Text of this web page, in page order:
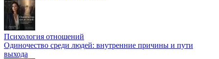
Психология отношений
Одиночество среди людей: внутренние причины и пути
выхода